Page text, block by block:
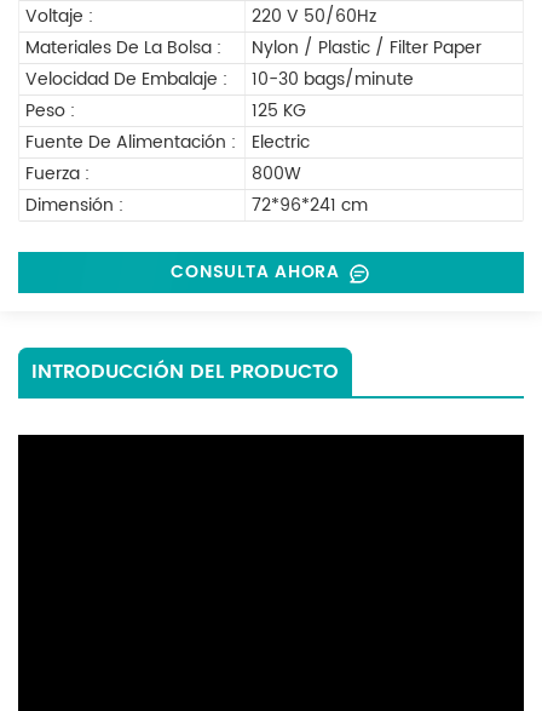
Voltaje :
220 V 50/60Hz
Materiales De La Bolsa :
Nylon / Plastic / Filter Paper
Velocidad De Embalaje :
10-30 bags/minute
Peso :
125 KG
Fuente De Alimentación :
Electric
Fuerza :
800W
Dimensión :
72*96*241 cm
CONSULTA AHORA
INTRODUCCIÓN DEL PRODUCTO